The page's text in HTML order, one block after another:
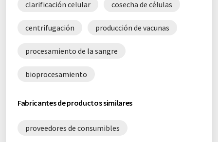
clarificación celular cosecha de células
centrifugación producción de vacunas
procesamiento de la sangre
bioprocesamiento
Fabricantes de productos similares
proveedores de consumibles